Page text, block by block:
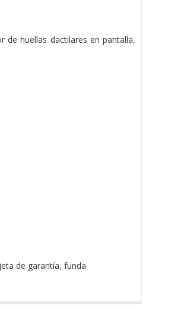
de huellas dactilares en pantalla,
de garantía, funda